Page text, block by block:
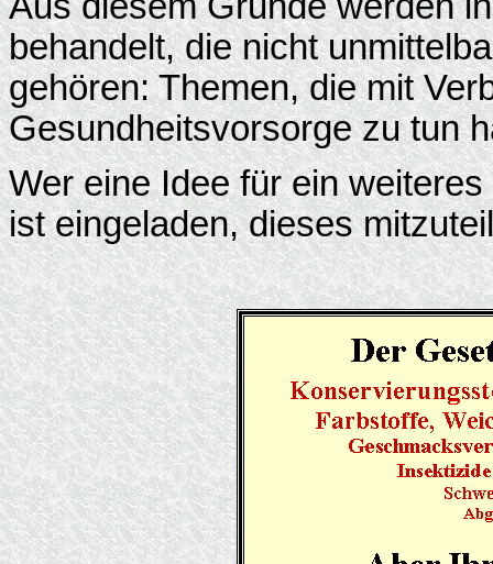
behandelt, die nicht
gehören: Themen, die mit
Gesundheitsvorsorge zu tun
Wer eine Idee für ein
ist eingeladen, dieses